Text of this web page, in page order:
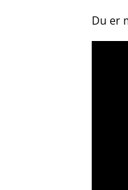
Du er